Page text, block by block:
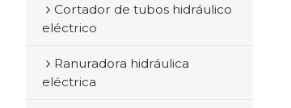
Cortador de tubos hidráulico
eléctrico
Ranuradora hidráulica
eléctrica